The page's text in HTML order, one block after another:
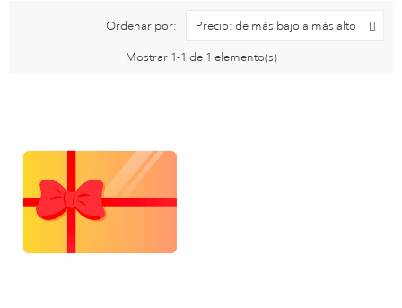
Ordenar por: Precio: de más bajo a más alto
Mostrar 1-1 de 1 elemento(s)